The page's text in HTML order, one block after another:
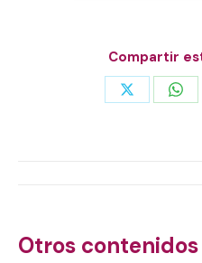
Compartir
Share
Otros